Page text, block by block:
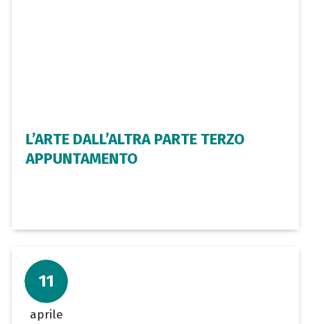
L’ARTE DALL’ALTRA PARTE TERZO
APPUNTAMENTO
11
aprile